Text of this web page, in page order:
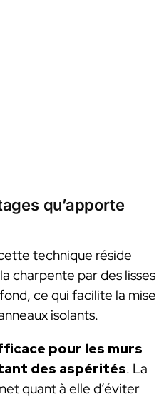
qu’apporte
technique réside
charpente par des lisses
ce qui facilite la mise
isolants.
pour les murs
des aspérités. La
quant à elle d’éviter